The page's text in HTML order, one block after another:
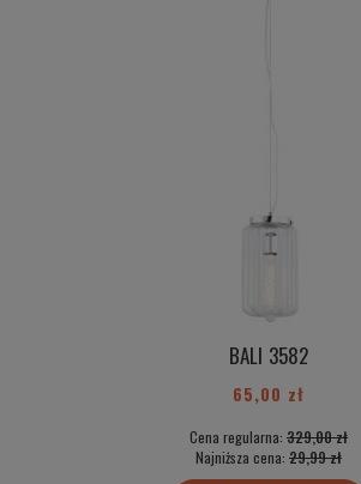
BALI 3582
65,00 zł
Cena regularna: 329,00 zł
Najniższa cena: 29,99 zł